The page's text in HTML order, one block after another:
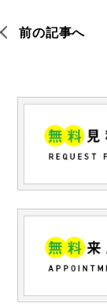
前の記事へ